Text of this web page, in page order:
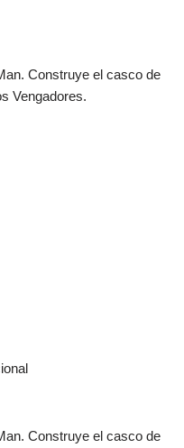
Construye el casco de
Vengadores.
Construye el casco de